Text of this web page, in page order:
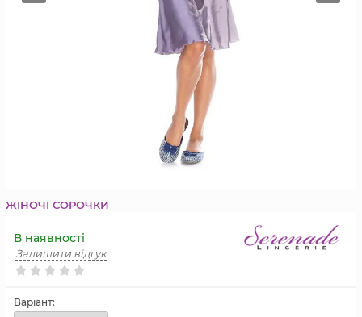
ЖІНОЧІ СОРОЧКИ
Залишити відгук
В наявності
Варіант: